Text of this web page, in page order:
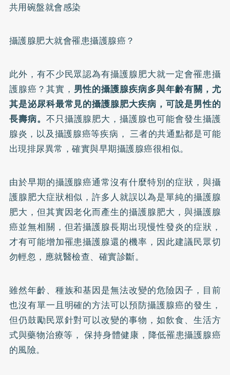
共用碗盤就會感染
攝護腺肥大就會罹患攝護腺癌？
此外，有不少民眾認為有攝護腺肥大就一定會罹患攝
護腺癌？其實， 男性的攝護腺疾病多與年齡有關，尤
其是泌尿科最常見的攝護腺肥大疾病，可說是男性的
長壽病。 不只攝護腺肥大，攝護腺也可能會發生攝護
腺炎，以及攝護腺癌等疾病， 三者的共通點都是可能
出現排尿異常，確實與早期攝護腺癌很相似。
由於早期的攝護腺癌通常沒有什麼特別的症狀，與攝
護腺肥大症狀相似，許多人就誤以為是單純的攝護腺
肥大，但其實因老化而產生的攝護腺肥大，與攝護腺
癌並無相關，但若攝護腺長期出現慢性發炎的症狀，
才有可能增加罹患攝護腺還的機率，因此建議民眾切
勿輕忽，應就醫檢查、確實診斷。
雖然年齡、種族和基因是無法改變的危險因子，目前
也沒有單一且明確的方法可以預防攝護腺癌的發生，
但仍鼓勵民眾針對可以改變的事物，如飲食、生活方
式與藥物治療等， 保持身體健康，降低罹患攝護腺癌
的風險。